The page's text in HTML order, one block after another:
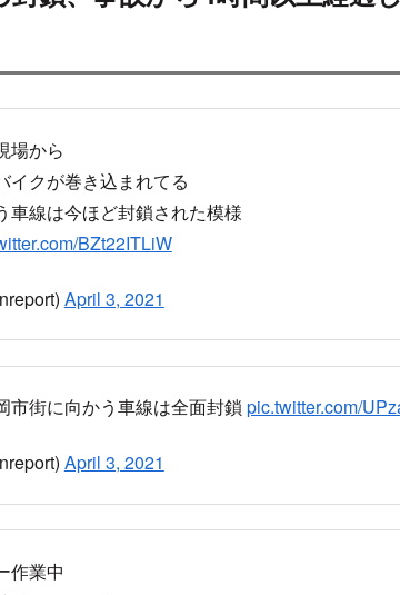
ンターの付近で多重事故発生
行止め封鎖、事故から4時間以上経過したが付近が大渋滞
の付近で多重事故発生
クで多重事故、柏崎方面からは封鎖なので注意